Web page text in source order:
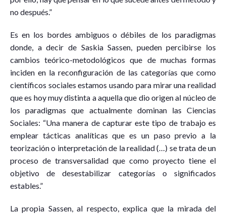
no después.”
Es en los bordes ambiguos o débiles de los paradigmas
donde, a decir de Saskia Sassen, pueden percibirse los
cambios teórico-metodológicos que de muchas formas
inciden en la reconfiguración de las categorías que como
científicos sociales estamos usando para mirar una realidad
que es hoy muy distinta a aquella que dio origen al núcleo de
los paradigmas que actualmente dominan las Ciencias
Sociales: “Una manera de capturar este tipo de trabajo es
emplear tácticas analíticas que es un paso previo a la
teorización o interpretación de la realidad (…) se trata de un
proceso de transversalidad que como proyecto tiene el
objetivo de desestabilizar categorías o significados
estables.”
La propia Sassen, al respecto, explica que la mirada del